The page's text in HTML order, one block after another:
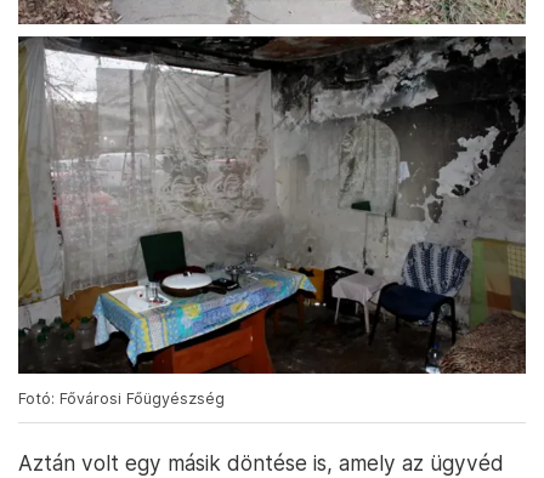
Fotó: Fővárosi Főügyészség
Aztán volt egy másik döntése is, amely az ügyvéd